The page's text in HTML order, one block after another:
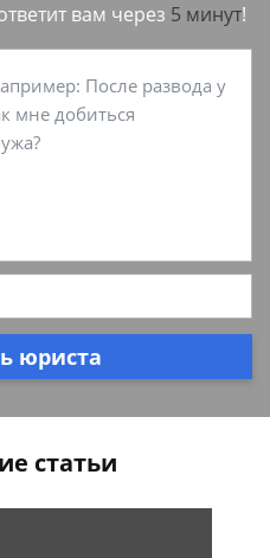
вам через 5 минут!
юриста
статьи